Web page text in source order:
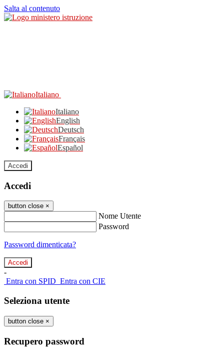
Salta al contenuto
Italiano
Italiano
English
Deutsch
Français
Español
Accedi
Accedi
button close ×
Nome Utente
Password
Password dimenticata?
-
Entra con SPID Entra con CIE
Seleziona utente
button close ×
Recupero password